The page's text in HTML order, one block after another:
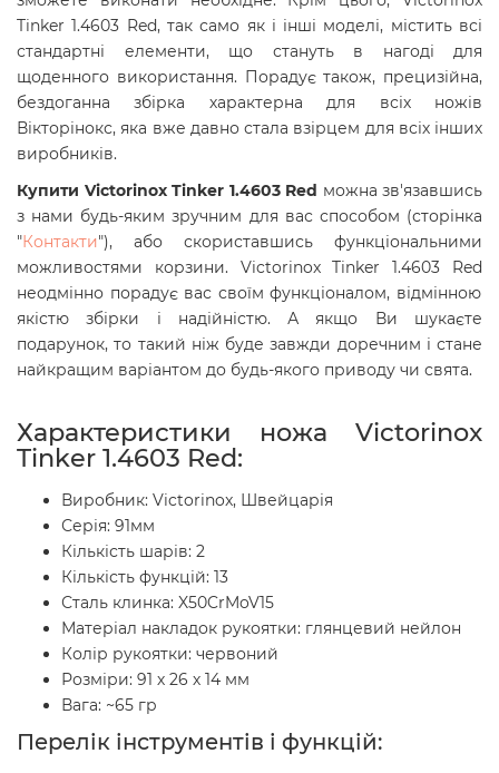
Tinker 1.4603 Red, так само як і інші моделі, містить всі
стандартні елементи, що стануть в нагоді для
щоденного використання. Порадує також, прецизійна,
бездоганна збірка характерна для всіх ножів
Вікторінокс, яка вже давно стала взірцем для всіх інших
виробників.
Купити Victorinox Tinker 1.4603 Red можна зв'язавшись
з нами будь-яким зручним для вас способом (сторінка
"Контакти"), або скориставшись функціональними
можливостями корзини. Victorinox Tinker 1.4603 Red
неодмінно порадує вас своїм функціоналом, відмінною
якістю збірки і надійністю. А якщо Ви шукаєте
подарунок, то такий ніж буде завжди доречним і стане
найкращим варіантом до будь-якого приводу чи свята.
Характеристики ножа Victorinox
Tinker 1.4603 Red:
Виробник: Victorinox, Швейцарія
Серія: 91мм
Кількість шарів: 2
Кількість функцій: 13
Сталь клинка: X50CrMoV15
Матеріал накладок рукоятки: глянцевий нейлон
Колір рукоятки: червоний
Розміри: 91 х 26 х 14 мм
Вага: ~65 гр
Перелік інструментів і функцій: